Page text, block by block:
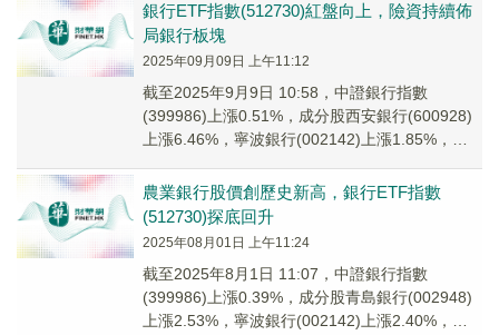
銀行ETF指數(512730)紅盤向上，險資持續佈
局銀行板塊
2025年09月09日 上午11:12
截至2025年9月9日 10:58，中證銀行指數
(399986)上漲0.51%，成分股西安銀行(600928)
上漲6.46%，寧波銀行(002142)上漲1.85%，浦
農業銀行股價創歷史新高，銀行ETF指數
(512730)探底回升
2025年08月01日 上午11:24
截至2025年8月1日 11:07，中證銀行指數
(399986)上漲0.39%，成分股青島銀行(002948)
上漲2.53%，寧波銀行(002142)上漲2.40%，農